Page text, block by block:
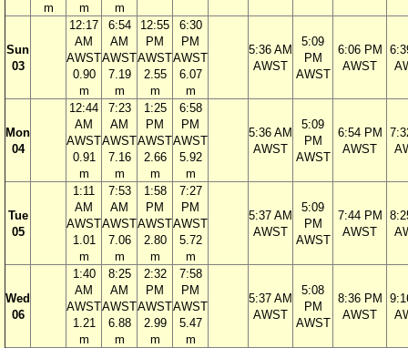
m
m
m
Sun
03
12:17
AM
AWST
0.90
m
6:54
AM
AWST
7.19
m
12:55
PM
AWST
2.55
m
6:30
PM
AWST
6.07
m
5:36 AM
AWST
5:09
PM
AWST
6:06 PM
AWST
Mon
04
12:44
AM
AWST
0.91
m
7:23
AM
AWST
7.16
m
1:25
PM
AWST
2.66
m
6:58
PM
AWST
5.92
m
5:36 AM
AWST
5:09
PM
AWST
6:54 PM
AWST
Tue
05
1:11
AM
AWST
1.01
m
7:53
AM
AWST
7.06
m
1:58
PM
AWST
2.80
m
7:27
PM
AWST
5.72
m
5:37 AM
AWST
5:09
PM
AWST
7:44 PM
AWST
Wed
06
1:40
AM
AWST
1.21
m
8:25
AM
AWST
6.88
m
2:32
PM
AWST
2.99
m
7:58
PM
AWST
5.47
m
5:37 AM
AWST
5:08
PM
AWST
8:36 PM
AWST